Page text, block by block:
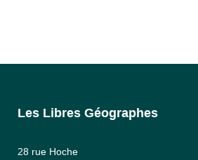
Les Libres Géographes
28 rue Hoche